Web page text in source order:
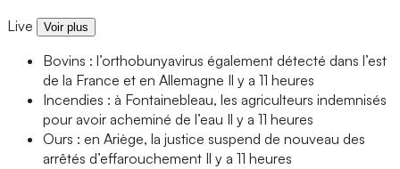
Live Voir plus
Bovins : l’orthobunyavirus également détecté dans l’est
de la France et en Allemagne Il y a 11 heures
Incendies : à Fontainebleau, les agriculteurs indemnisés
pour avoir acheminé de l’eau Il y a 11 heures
Ours : en Ariège, la justice suspend de nouveau des
arrêtés d’effarouchement Il y a 11 heures